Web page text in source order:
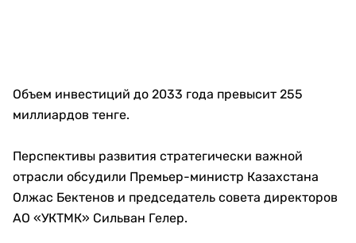
Объем инвестиций до 2033 года превысит 255
миллиардов тенге.
Перспективы развития стратегически важной
отрасли обсудили Премьер-министр Казахстана
Олжас Бектенов и председатель совета директоров
АО «УКТМК» Сильван Гелер.